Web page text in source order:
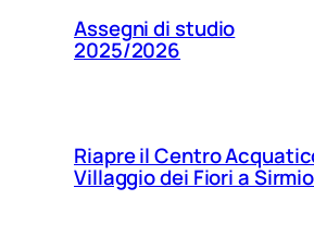
Assegni di studio
2025/2026
Riapre il Centro
Villaggio dei Fiori a